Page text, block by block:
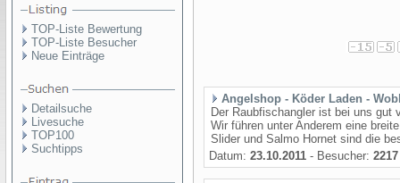
TOP-Liste Bewertung
TOP-Liste Besucher
Neue Einträge
Detailsuche
Livesuche
TOP100
Suchtipps
Angelshop - Köder Laden -
Der Raubfischangler ist bei uns gut
Wir führen unter Anderem eine
Slider und Salmo Hornet sind die
Datum: 23.10.2011 - Besucher: 2217